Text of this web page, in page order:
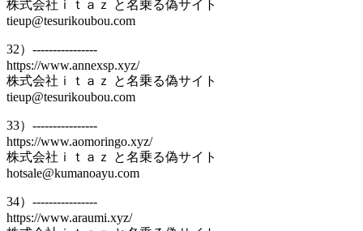
株式会社ｉｔａｚ と名乗る偽サイト
tieup@tesurikoubou.com
32）----------------
https://www.annexsp.xyz/
株式会社ｉｔａｚ と名乗る偽サイト
tieup@tesurikoubou.com
33）----------------
https://www.aomoringo.xyz/
株式会社ｉｔａｚ と名乗る偽サイト
hotsale@kumanoayu.com
34）----------------
https://www.araumi.xyz/